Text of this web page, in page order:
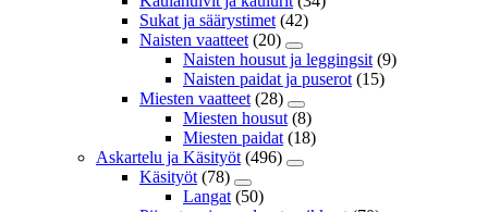
Sukat ja säärystimet (42)
Naisten vaatteet (20)
Naisten housut ja leggingsit (9)
Naisten paidat ja puserot (15)
Miesten vaatteet (28)
Miesten housut (8)
Miesten paidat (18)
Askartelu ja Käsityöt (496)
Käsityöt (78)
Langat (50)